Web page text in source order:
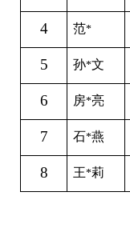
4 范*
5 孙*文
6 房*亮
7 石*燕
8 王*莉